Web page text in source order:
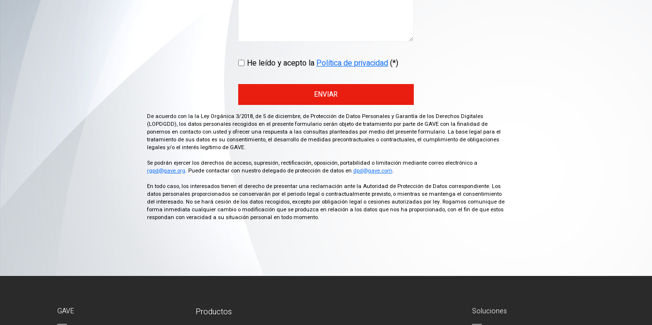
He leído y acepto laPolítica de privacidad(*)
ENVIAR
De acuerdo con la la Ley Orgánica 3/2018, de 5 de diciembre, de Protección de Datos Personales y Garantía de los Derechos Digitales
(LOPDGDD), los datos personales recogidos en el presente formulario serán objeto de tratamiento por parte de GAVE con la finalidad de
ponernos en contacto con usted y ofrecer una respuesta a las consultas planteadas por medio del presente formulario. La base legal para el
tratamiento de sus datos es su consentimiento, el desarrollo de medidas precontractuales o contractuales, el cumplimiento de obligaciones
legales y/o el interés legítimo de GAVE.
Se podrán ejercer los derechos de acceso, supresión, rectificación, oposición, portabilidad o limitación mediante correo electrónico a
rgpd@gave.org. Puede contactar con nuestro delegado de protección de datos en dpd@gave.com.
En todo caso, los interesados tienen el derecho de presentar una reclamación ante la Autoridad de Protección de Datos correspondiente. Los
datos personales proporcionados se conservarán por el periodo legal o contractualmente previsto, o mientras se mantenga el consentimiento
del interesado. No se hará cesión de los datos recogidos, excepto por obligación legal o cesiones autorizadas por ley. Rogamos comunique de
forma inmediata cualquier cambio o modificación que se produzca en relación a los datos que nos ha proporcionado, con el fin de que estos
respondan con veracidad a su situación personal en todo momento.
GAVE Productos Soluciones